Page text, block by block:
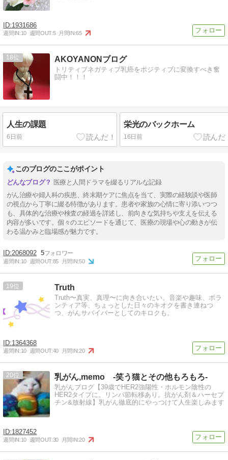
1931686
週間IN:10 週間OUT:5 月間IN:65
18 AKOYANONブログ
トリティブネガティブ乳癌をポジティブに変換すべき奮
闘中！！！
人生の課題
6日前
栄光のバックホーム
16日前
このブログのここがポイント
医療と人間ドラマを綴るリアルな記録
がん治療や婦人科の疾患、終末期ケアに焦点を当て、実際の経験談や医師
の視点から丁寧に綴る特徴があります。患者や家族の心情に寄り添いつつ
も、具体的な治療や検査の経過を詳述し、前向きな気持ちや支えを伝える
内容が多いです。個々のエピソードを通じて、医療の現場や心の動きが伝
わる温かみと臨場感が魅力です。
2068092 5
週間IN:10 週間OUT:85 月間IN:50
19 Truth
Truth〜真実、真理〜に向き合いたい。音楽や趣味、ボラ
ンティア等、ちょっとした日々のキオクを書き連ねつ
つ、がんサバイバーとしてのキロクも。
1364368
週間IN:10 週間OUT:40 月間IN:20
20 乳がん,memo -笑う猫とその他もろもろ-
乳がんブログ【39歳でHER2強陽性・ホルモン陰性の
HER2タイプに。リンパ節転移あり。抗がん剤＆ハーセプ
チン&放射線】乳がん徹底的にやっつけて人生楽しみます
1827452
週間IN:10 週間OUT:30 月間IN:20